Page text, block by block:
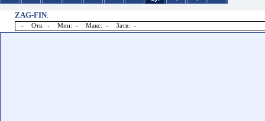
ZAG-FIN:
-
Отв: - Мин: - Макс: - Затв: -